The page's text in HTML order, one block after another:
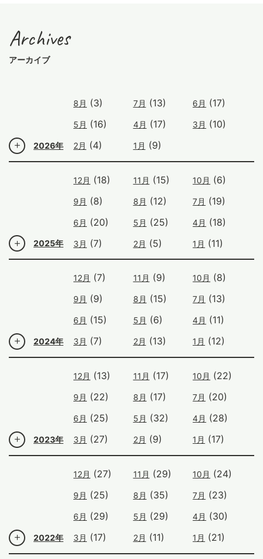
Archives
アーカイブ
2026年
8月 (3) 7月 (13) 6月 (17)
5月 (16) 4月 (17) 3月 (10)
2月 (4) 1月 (9)
2025年
12月 (18) 11月 (15) 10月 (6)
9月 (8) 8月 (12) 7月 (19)
6月 (20) 5月 (25) 4月 (18)
3月 (7) 2月 (5) 1月 (11)
2024年
12月 (7) 11月 (9) 10月 (8)
9月 (9) 8月 (15) 7月 (13)
6月 (15) 5月 (6) 4月 (11)
3月 (7) 2月 (13) 1月 (12)
2023年
12月 (13) 11月 (17) 10月 (22)
9月 (22) 8月 (17) 7月 (20)
6月 (25) 5月 (32) 4月 (28)
3月 (27) 2月 (9) 1月 (17)
2022年
12月 (27) 11月 (29) 10月 (24)
9月 (25) 8月 (35) 7月 (23)
6月 (29) 5月 (29) 4月 (30)
3月 (17) 2月 (11) 1月 (21)